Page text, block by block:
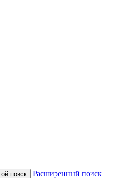
Расширенный поиск